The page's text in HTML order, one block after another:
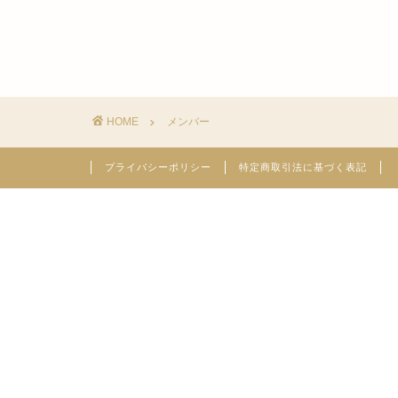
HOME メンバー
プライバシーポリシー 特定商取引法に基づく表記